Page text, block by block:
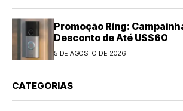
Promoção Ring:
Desconto de Até US$60
5 DE AGOSTO DE 2026
CATEGORIAS